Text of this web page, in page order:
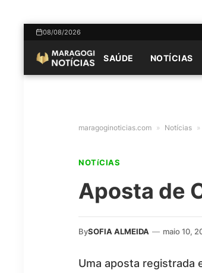
08/08/2026
SAÚDE NOTÍCIAS
maragoginoticias.com » Notícias »
NOTíCIAS
Aposta de
BySOFIA ALMEIDA — maio 10,
Uma aposta registrada